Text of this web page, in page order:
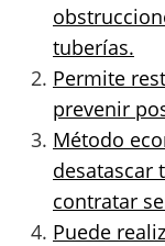
tuberías.
Permite
prevenir
Método
desatascar
contratar
Puede